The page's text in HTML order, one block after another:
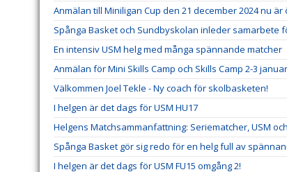
Anmälan till Miniligan Cup den 21 december 2024 nu är
Spånga Basket och Sundbyskolan inleder samarbete
En intensiv USM helg med många spännande matcher
Anmälan för Mini Skills Camp och Skills Camp 2-3
Välkommen Joel Tekle - Ny coach för skolbasketen!
I helgen är det dags för USM HU17
Helgens Matchsammanfattning: Seriematcher, USM
Spånga Basket gör sig redo för en helg full av
I helgen är det dags för USM FU15 omgång 2!